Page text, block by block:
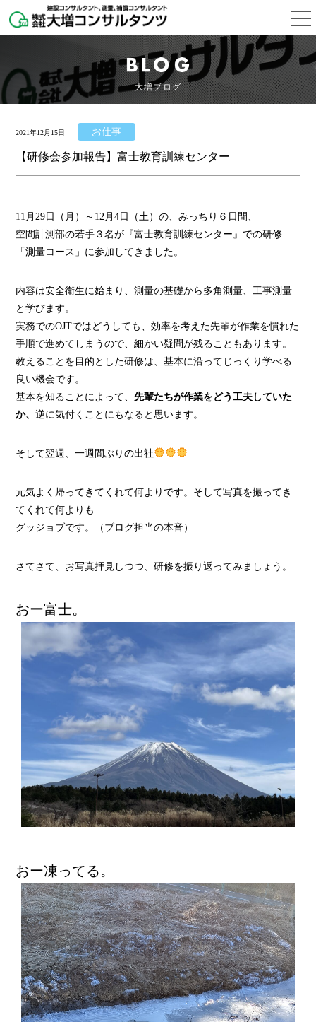
大増ブログ
2021年12月15日 お仕事
【研修会参加報告】富士教育訓練センター
11月29日（月）～12月4日（土）の、みっちり６日間、
空間計測部の若手３名が『富士教育訓練センター』での研修
「測量コース」に参加してきました。
内容は安全衛生に始まり、測量の基礎から多角測量、工事測量
と学びます。
実務でのOJTではどうしても、効率を考えた先輩が作業を慣れた
手順で進めてしまうので、細かい疑問が残ることもあります。
教えることを目的とした研修は、基本に沿ってじっくり学べる
良い機会です。
基本を知ることによって、先輩たちが作業をどう工夫していた
か、逆に気付くことにもなると思います。
そして翌週、一週間ぶりの出社
元気よく帰ってきてくれて何よりです。そして写真を撮ってき
てくれて何よりも
グッジョブです。（ブログ担当の本音）
さてさて、お写真拝見しつつ、研修を振り返ってみましょう。
おー富士。
おー凍ってる。